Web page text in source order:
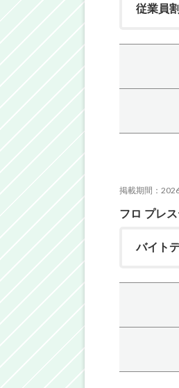
従業員
掲載期間：
フロ プレ
バイト